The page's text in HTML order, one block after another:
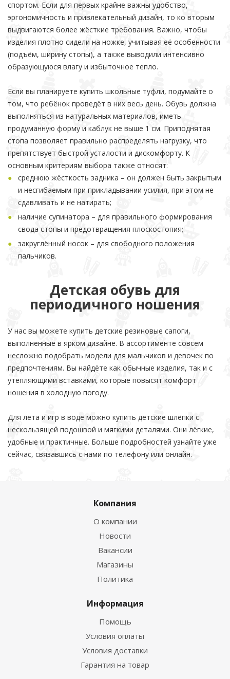
спортом. Если для первых крайне важны удобство,
эргономичность и привлекательный дизайн, то ко вторым
выдвигаются более жёсткие требования. Важно, чтобы
изделия плотно сидели на ножке, учитывая её особенности
(подъём, ширину стопы), а также выводили интенсивно
образующуюся влагу и избыточное тепло.
Если вы планируете купить школьные туфли, подумайте о
том, что ребёнок проведёт в них весь день. Обувь должна
выполняться из натуральных материалов, иметь
продуманную форму и каблук не выше 1 см. Приподнятая
стопа позволяет правильно распределять нагрузку, что
препятствует быстрой усталости и дискомфорту. К
основным критериям выбора также относят:
среднюю жёсткость задника – он должен быть закрытым
и несгибаемым при прикладывании усилия, при этом не
сдавливать и не натирать;
наличие супинатора – для правильного формирования
свода стопы и предотвращения плоскостопия;
закруглённый носок – для свободного положения
пальчиков.
Детская обувь для
периодичного ношения
У нас вы можете купить детские резиновые сапоги,
выполненные в ярком дизайне. В ассортименте совсем
несложно подобрать модели для мальчиков и девочек по
предпочтениям. Вы найдёте как обычные изделия, так и с
утепляющими вставками, которые повысят комфорт
ношения в холодную погоду.
Для лета и игр в воде можно купить детские шлёпки с
нескользящей подошвой и мягкими деталями. Они лёгкие,
удобные и практичные. Больше подробностей узнайте уже
сейчас, связавшись с нами по телефону или онлайн.
Компания
О компании
Новости
Вакансии
Магазины
Политика
Информация
Помощь
Условия оплаты
Условия доставки
Гарантия на товар